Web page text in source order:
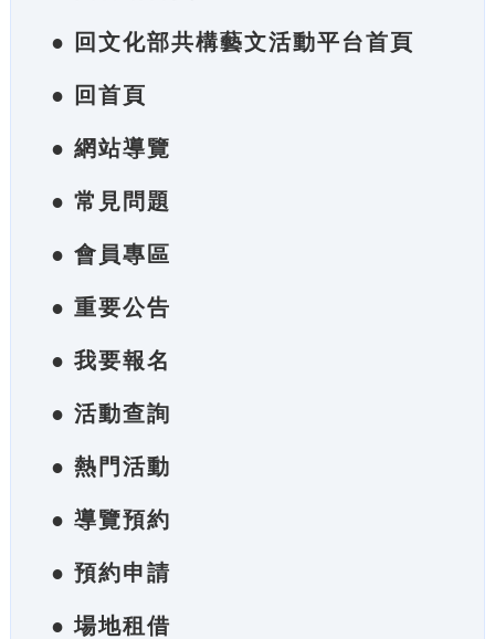
● 回文化部共構藝文活動平台首頁
● 回首頁
● 網站導覽
● 常見問題
● 會員專區
● 重要公告
● 我要報名
● 活動查詢
● 熱門活動
● 導覽預約
● 預約申請
● 場地租借